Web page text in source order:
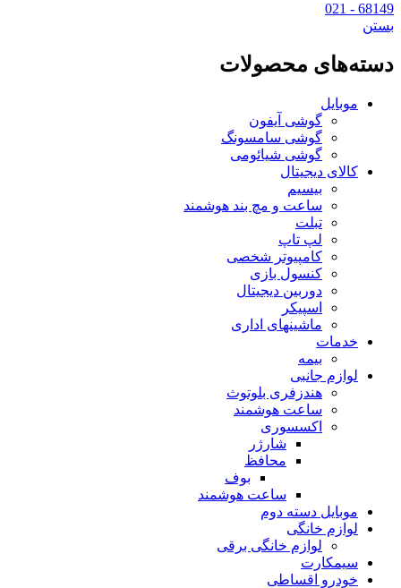
68149 - 021
بستن
دسته‌های محصولات
موبایل
گوشی آیفون
گوشی سامسونگ
گوشی شیائومی
کالای دیجیتال
بیسیم
ساعت و مچ بند هوشمند
تبلت
لپ تاپ
کامپیوتر شخصی
کنسول بازی
دوربین دیجیتال
اسپیکر
ماشینهای اداری
خدمات
بیمه
لوازم جانبی
هندزفری بلوتوث
ساعت هوشمند
اکسسوری
شارژر
محافظ
بوف
ساعت هوشمند
موبایل دسته دوم
لوازم خانگی
لوازم خانگی برقی
سیمکارت
خودرو اقساطی